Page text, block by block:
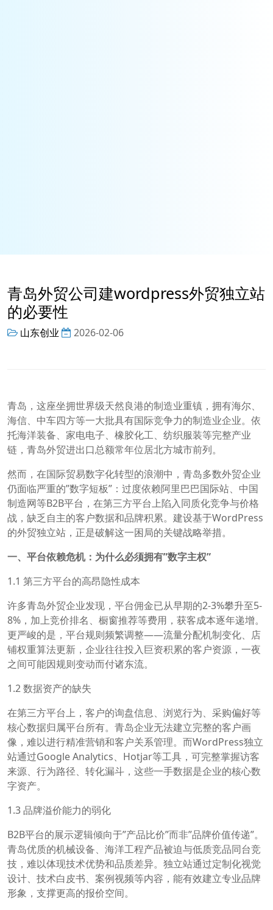
青岛外贸公司建wordpress外贸独立站
的必要性
山东创业 2026-02-06
青岛，这座坐拥世界级天然良港的制造业重镇，拥有海尔、
海信、中车四方等一大批具有国际竞争力的制造业企业。依
托海洋装备、家电电子、橡胶化工、纺织服装等完整产业
链，青岛外贸进出口总额常年位居北方城市前列。
然而，在国际贸易数字化转型的浪潮中，青岛多数外贸企业
仍面临严重的”数字短板”：过度依赖阿里巴巴国际站、中国
制造网等B2B平台，在第三方平台上陷入同质化竞争与价格
战，缺乏自主的客户数据和品牌积累。建设基于WordPress
的外贸独立站，正是破解这一困局的关键战略举措。
一、平台依赖危机：为什么必须拥有”数字主权”
1.1 第三方平台的高昂隐性成本
许多青岛外贸企业发现，平台佣金已从早期的2-3%攀升至5-
8%，加上竞价排名、橱窗推荐等费用，获客成本逐年递增。
更严峻的是，平台规则频繁调整——流量分配机制变化、店
铺权重算法更新，企业往往投入巨资积累的客户资源，一夜
之间可能因规则变动而付诸东流。
1.2 数据资产的缺失
在第三方平台上，客户的询盘信息、浏览行为、采购偏好等
核心数据归属平台所有。青岛企业无法建立完整的客户画
像，难以进行精准营销和客户关系管理。而WordPress独立
站通过Google Analytics、Hotjar等工具，可完整掌握访客
来源、行为路径、转化漏斗，这些一手数据是企业的核心数
字资产。
1.3 品牌溢价能力的弱化
B2B平台的展示逻辑倾向于”产品比价”而非”品牌价值传递”。
青岛优质的机械设备、海洋工程产品被迫与低质竞品同台竞
技，难以体现技术优势和品质差异。独立站通过定制化视觉
设计、技术白皮书、案例视频等内容，能有效建立专业品牌
形象，支撑更高的报价空间。